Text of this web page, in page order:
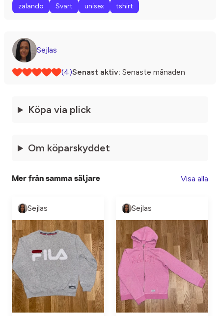
zalando Svart unisex tshirt
Sejlas
(4)Senast aktiv: Senaste månaden
Köpa via plick
Om köparskyddet
Mer från samma säljare Visa alla
Sejlas Sejlas